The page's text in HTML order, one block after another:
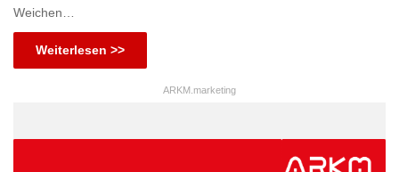
Weichen…
Weiterlesen >>
ARKM.marketing